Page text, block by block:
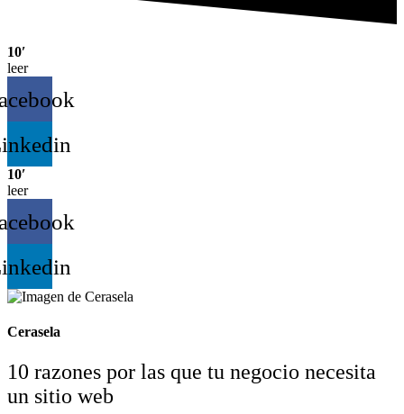
10′
leer
10′
leer
Cerasela
10 razones por las que tu negocio necesita
un sitio web